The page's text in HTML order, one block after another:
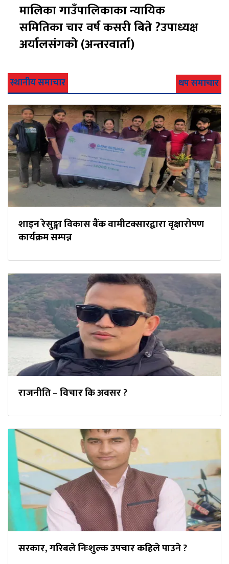
मालिका गाउँपालिकाका न्यायिक
समितिका चार वर्ष कसरी बिते ?उपाध्यक्ष
अर्यालसंंगको (अन्तरवार्ता)
स्थानीय समाचार थप समाचार
शाइन रेसुङ्गा विकास बैंक वामीटक्सारद्वारा वृक्षारोपण
कार्यक्रम सम्पन्न
राजनीति – विचार कि अवसर ?
सरकार, गरिबले निःशुल्क उपचार कहिले पाउने ?